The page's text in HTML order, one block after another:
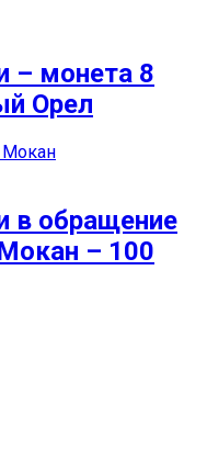
– монета 8
Орел
в обращение
– 100